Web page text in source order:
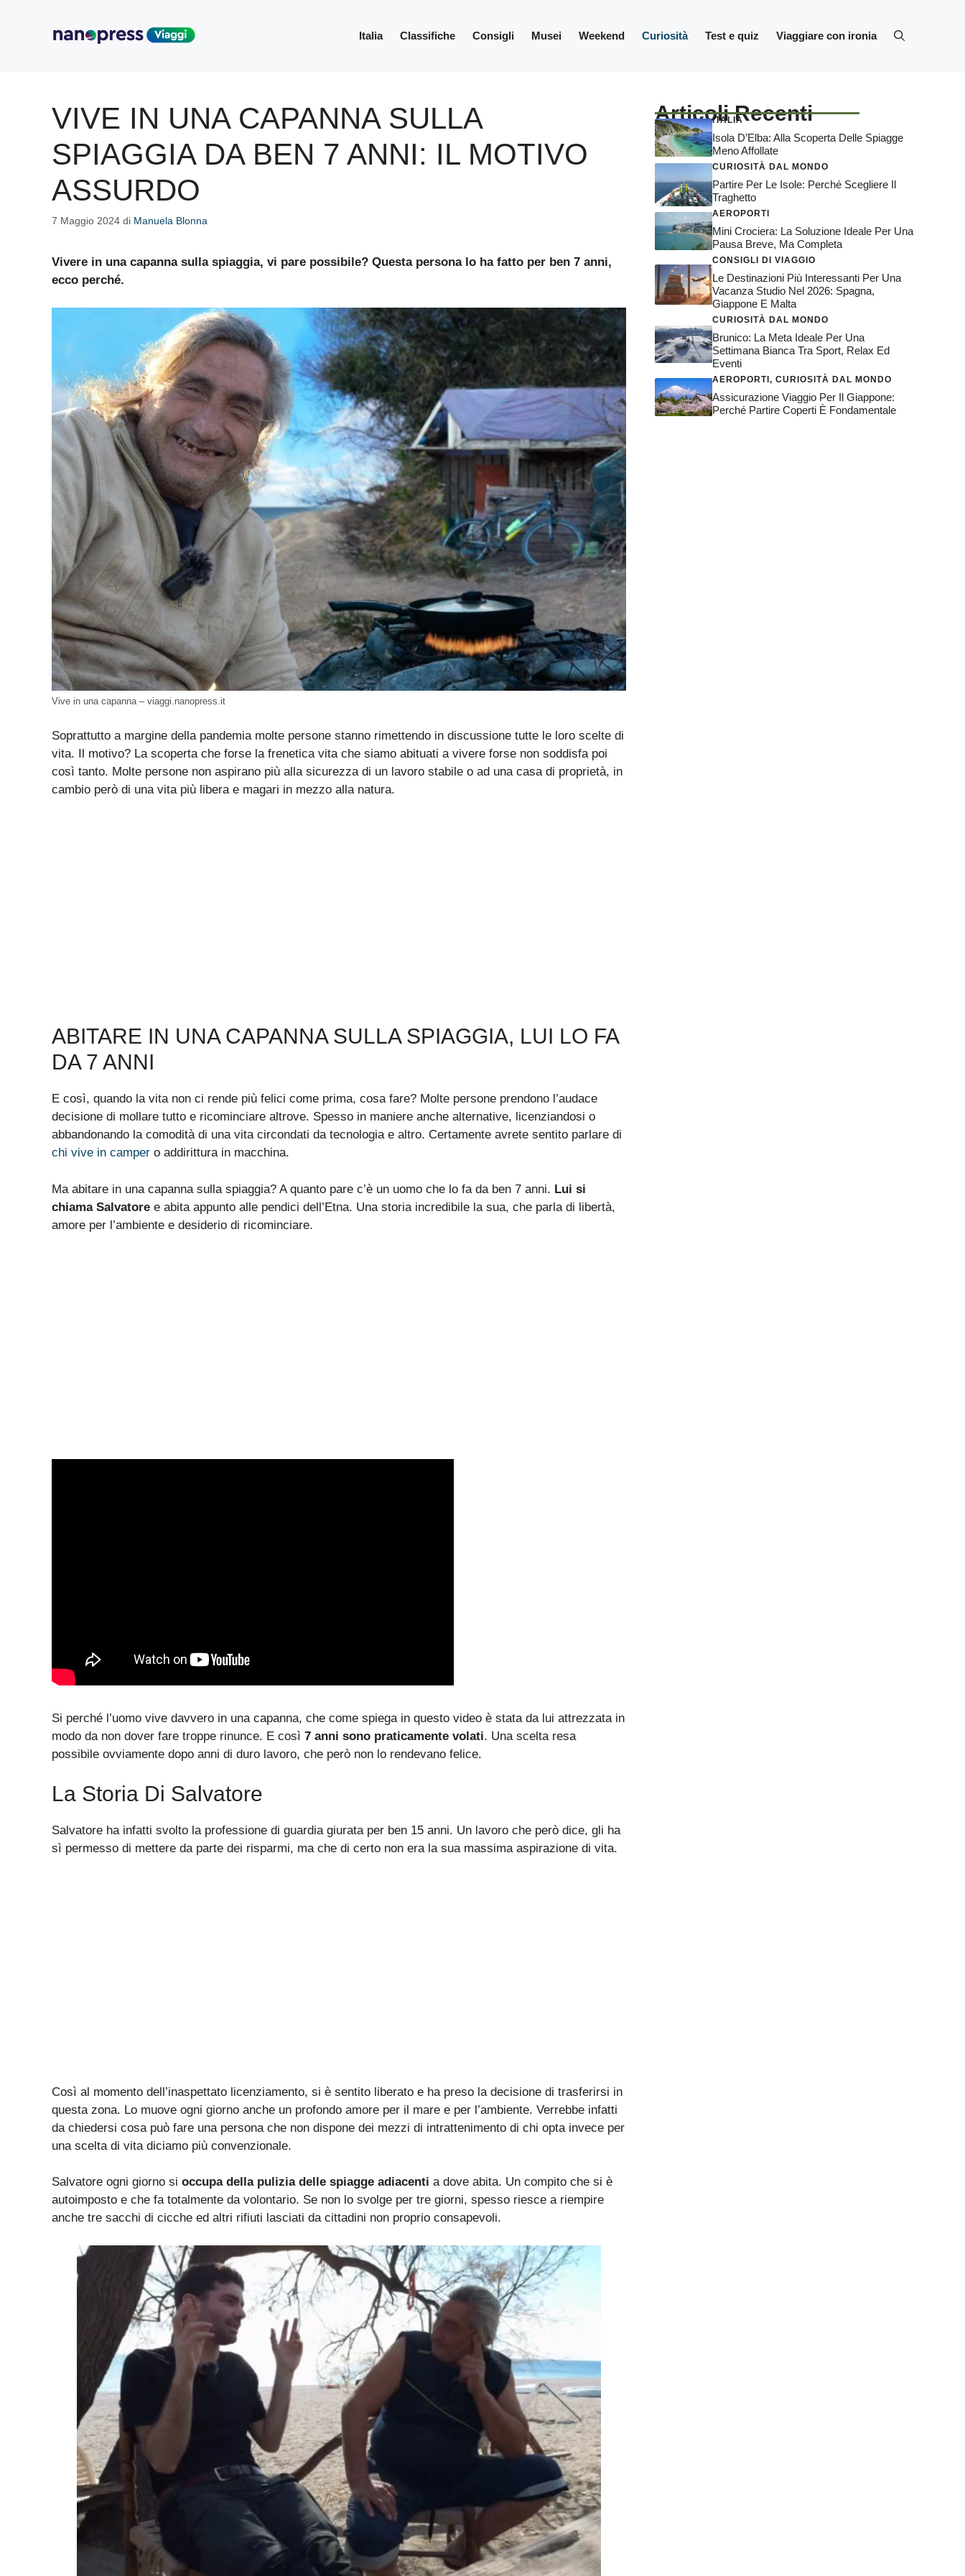
Italia Classifiche Consigli Musei Weekend Curiosità Test e quiz Viaggiare con ironia
VIVE IN UNA CAPANNA SULLA
SPIAGGIA DA BEN 7 ANNI: IL MOTIVO
ASSURDO
7 Maggio 2024 di Manuela Blonna
Vivere in una capanna sulla spiaggia, vi pare possibile? Questa persona lo ha fatto per ben 7 anni,
ecco perché.
Vive in una capanna – viaggi.nanopress.it
Soprattutto a margine della pandemia molte persone stanno rimettendo in discussione tutte le loro scelte di
vita. Il motivo? La scoperta che forse la frenetica vita che siamo abituati a vivere forse non soddisfa poi
così tanto. Molte persone non aspirano più alla sicurezza di un lavoro stabile o ad una casa di proprietà, in
cambio però di una vita più libera e magari in mezzo alla natura.
ABITARE IN UNA CAPANNA SULLA SPIAGGIA, LUI LO FA
DA 7 ANNI
E così, quando la vita non ci rende più felici come prima, cosa fare? Molte persone prendono l’audace
decisione di mollare tutto e ricominciare altrove. Spesso in maniere anche alternative, licenziandosi o
abbandonando la comodità di una vita circondati da tecnologia e altro. Certamente avrete sentito parlare di
chi vive in camper o addirittura in macchina.
Ma abitare in una capanna sulla spiaggia? A quanto pare c’è un uomo che lo fa da ben 7 anni. Lui si
chiama Salvatore e abita appunto alle pendici dell’Etna. Una storia incredibile la sua, che parla di libertà,
amore per l’ambiente e desiderio di ricominciare.
Si perché l’uomo vive davvero in una capanna, che come spiega in questo video è stata da lui attrezzata in
modo da non dover fare troppe rinunce. E così 7 anni sono praticamente volati. Una scelta resa
possibile ovviamente dopo anni di duro lavoro, che però non lo rendevano felice.
La Storia Di Salvatore
Salvatore ha infatti svolto la professione di guardia giurata per ben 15 anni. Un lavoro che però dice, gli ha
sì permesso di mettere da parte dei risparmi, ma che di certo non era la sua massima aspirazione di vita.
Così al momento dell’inaspettato licenziamento, si è sentito liberato e ha preso la decisione di trasferirsi in
questa zona. Lo muove ogni giorno anche un profondo amore per il mare e per l’ambiente. Verrebbe infatti
da chiedersi cosa può fare una persona che non dispone dei mezzi di intrattenimento di chi opta invece per
una scelta di vita diciamo più convenzionale.
Salvatore ogni giorno si occupa della pulizia delle spiagge adiacenti a dove abita. Un compito che si è
autoimposto e che fa totalmente da volontario. Se non lo svolge per tre giorni, spesso riesce a riempire
anche tre sacchi di cicche ed altri rifiuti lasciati da cittadini non proprio consapevoli.
Articoli Recenti
ITALIA
Isola D’Elba: Alla Scoperta Delle Spiagge
Meno Affollate
CURIOSITÀ DAL MONDO
Partire Per Le Isole: Perché Scegliere Il
Traghetto
AEROPORTI
Mini Crociera: La Soluzione Ideale Per Una
Pausa Breve, Ma Completa
CONSIGLI DI VIAGGIO
Le Destinazioni Più Interessanti Per Una
Vacanza Studio Nel 2026: Spagna,
Giappone E Malta
CURIOSITÀ DAL MONDO
Brunico: La Meta Ideale Per Una
Settimana Bianca Tra Sport, Relax Ed
Eventi
AEROPORTI , CURIOSITÀ DAL MONDO
Assicurazione Viaggio Per Il Giappone:
Perché Partire Coperti È Fondamentale